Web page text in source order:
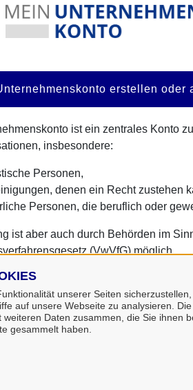
unserer Seiten
auf unsere Webseite zu analysieren.
Daten zusammen, die Sie ihnen
gesammelt haben.
erstellen oder
ist ein zentrales Konto
insbesondere:
Personen,
denen ein Recht zustehen
Personen, die beruflich oder
ist aber auch durch Behörden im
(VwVfG) möglich.